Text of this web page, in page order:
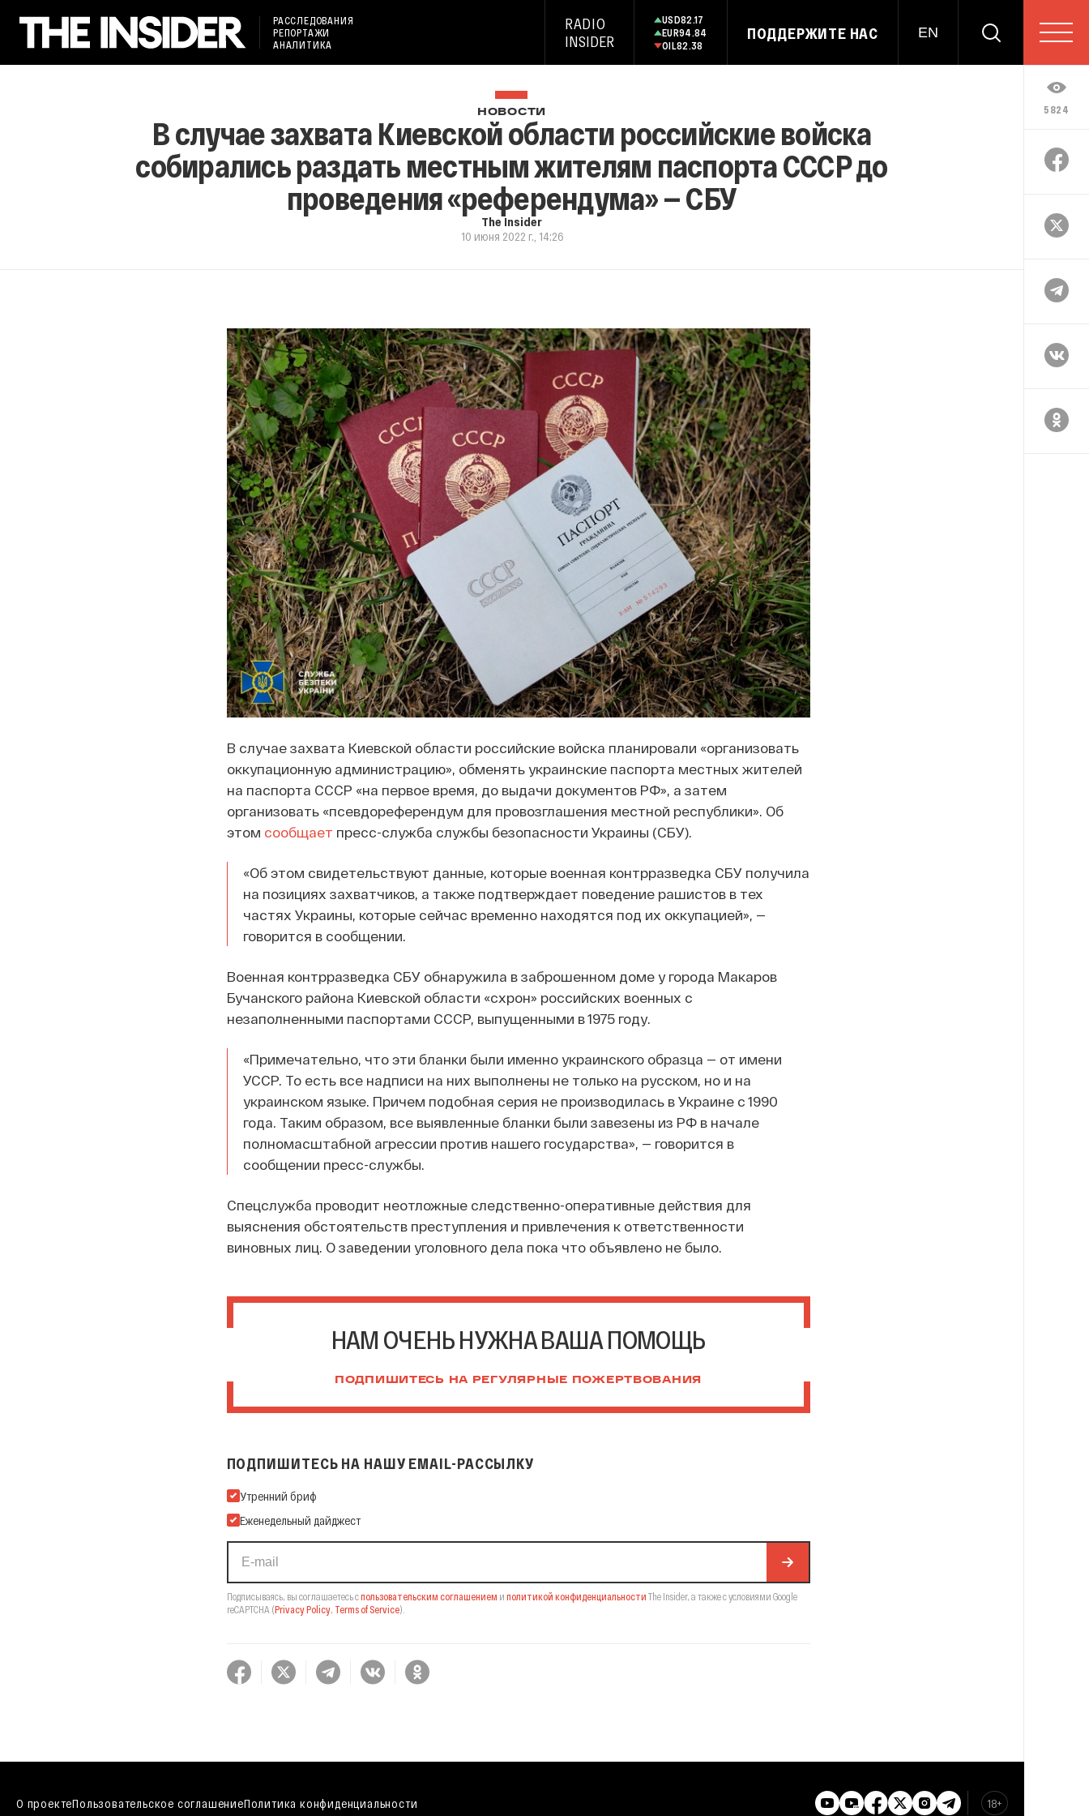
РАССЛЕДОВАНИЯ
РЕПОРТАЖИ
АНАЛИТИКА
RADIO
INSIDER
USD82.17
EUR94.84
OIL82.38
ПОДДЕРЖИТЕ НАС EN
5824
НОВОСТИ
В случае захвата Киевской области российские войска
собирались раздать местным жителям паспорта СССР до
проведения «референдума» — СБУ
The Insider
10 июня 2022 г., 14:26
В случае захвата Киевской области российские войска планировали «организовать
оккупационную администрацию», обменять украинские паспорта местных жителей
на паспорта СССР «на первое время, до выдачи документов РФ», а затем
организовать «псевдореферендум для провозглашения местной республики». Об
этом сообщает пресс-служба службы безопасности Украины (СБУ).
«Об этом свидетельствуют данные, которые военная контрразведка СБУ получила
на позициях захватчиков, а также подтверждает поведение рашистов в тех
частях Украины, которые сейчас временно находятся под их оккупацией», —
говорится в сообщении.
Военная контрразведка СБУ обнаружила в заброшенном доме у города Макаров
Бучанского района Киевской области «схрон» российских военных с
незаполненными паспортами СССР, выпущенными в 1975 году.
«Примечательно, что эти бланки были именно украинского образца — от имени
УССР. То есть все надписи на них выполнены не только на русском, но и на
украинском языке. Причем подобная серия не производилась в Украине с 1990
года. Таким образом, все выявленные бланки были завезены из РФ в начале
полномасштабной агрессии против нашего государства», — говорится в
сообщении пресс-службы.
Спецслужба проводит неотложные следственно-оперативные действия для
выяснения обстоятельств преступления и привлечения к ответственности
виновных лиц. О заведении уголовного дела пока что объявлено не было.
НАМ ОЧЕНЬ НУЖНА ВАША ПОМОЩЬ
ПОДПИШИТЕСЬ НА РЕГУЛЯРНЫЕ ПОЖЕРТВОВАНИЯ
ПОДПИШИТЕСЬ НА НАШУ EMAIL-РАССЫЛКУ
Подпишитесь на нашу Email-рассылку
Утренний бриф
Еженедельный дайджест
Подписываясь, вы соглашаетесь спользовательским соглашением и политикой конфиденциальности The Insider, а также с условиями Google
reCAPTCHA (Privacy Policy, Terms of Service).
О проектеПользовательское соглашениеПолитика конфиденциальности 18+